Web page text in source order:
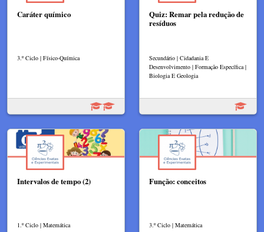
Caráter químico
3.º Ciclo | Físico-Química
Quiz: Remar pela redução de
resíduos
Secundário | Cidadania E
Desenvolvimento | Formação Específica |
Biologia E Geologia
Intervalos de tempo (2)
1.º Ciclo | Matemática
Função: conceitos
3.º Ciclo | Matemática